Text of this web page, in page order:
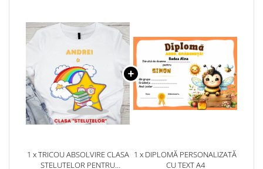
1 x TRICOU ABSOLVIRE CLASA
STELUTELOR PENTRU
1 x DIPLOMĂ PERSONALIZATĂ
CU TEXT A4